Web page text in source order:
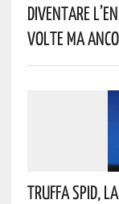
Diventare
Volte Ma
Truffa Spid,